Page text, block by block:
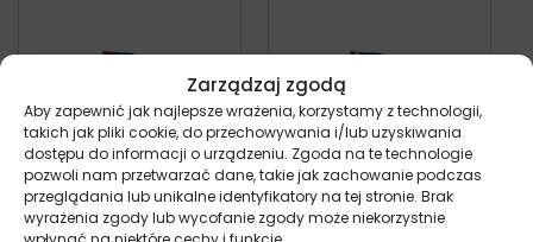
Zarządzaj zgodą
Aby zapewnić jak najlepsze wrażenia, korzystamy z technologii,
takich jak pliki cookie, do przechowywania i/lub uzyskiwania
dostępu do informacji o urządzeniu. Zgoda na te technologie
pozwoli nam przetwarzać dane, takie jak zachowanie podczas
przeglądania lub unikalne identyfikatory na tej stronie. Brak
wyrażenia zgody lub wycofanie zgody może niekorzystnie
Brit Premium By
Brit Premium By